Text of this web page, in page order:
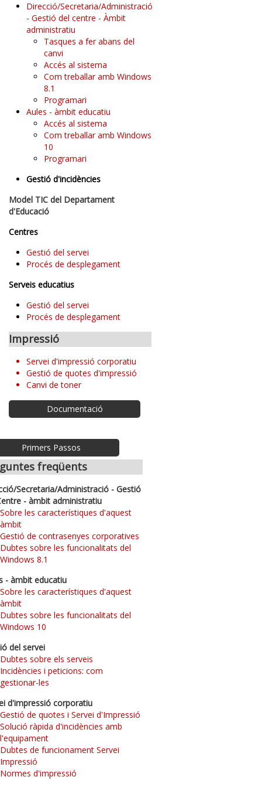
Direcció/Secretaria/Administració
- Gestió del centre - Àmbit
administratiu
Tasques a fer abans del
canvi
Accés al sistema
Com treballar amb Windows
8.1
Programari
Aules - àmbit educatiu
Accés al sistema
Com treballar amb Windows
10
Programari
Gestió d'incidències
Model TIC del Departament
d'Educació
Centres
Gestió del servei
Procés de desplegament
Serveis educatius
Gestió del servei
Procés de desplegament
Impressió
Servei d'impressió corporatiu
Gestió de quotes d'impressió
Canvi de toner
Documentació
Primers Passos
freqüents
Secretaria/Administració - Gestió
- àmbit administratiu
Sobre les característiques d'aquest
àmbit
Gestió de contrasenyes corporatives
Dubtes sobre les funcionalitats del
Windows 8.1
- àmbit educatiu
Sobre les característiques d'aquest
àmbit
Dubtes sobre les funcionalitats del
Windows 10
del servei
Dubtes sobre els serveis
Incidències i peticions: com
gestionar-les
d'impressió corporatiu
Gestió de quotes i Servei d'Impressió
Solució ràpida d'incidències amb
l'equipament
Dubtes de funcionament Servei
Impressió
Normes d'impressió